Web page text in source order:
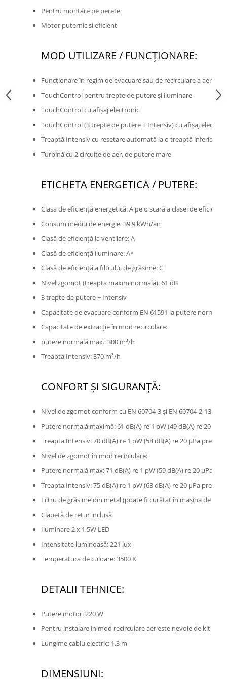
Pentru montare pe perete
Motor puternic si eficient
MOD UTILIZARE / FUNCŢIONARE:
Funcţionare în regim de evacuare sau de recirculare a aerului
TouchControl pentru trepte de putere și iluminare
TouchControl cu afişaj electronic
TouchControl (3 trepte de putere + Intensiv) cu afişaj
Treaptă Intensiv cu resetare automată la o treaptă inferioară
Turbină cu 2 circuite de aer, de putere mare
ETICHETA ENERGETICA / PUTERE:
Clasa de eficiență energetică: A pe o scară a clasei de eficienţă
Consum mediu de energie: 39.9 kWh/an
Clasă de eficiență la ventilare: A
Clasă de eficiență iluminare: A*
Clasă de eficiență a filtrului de grăsime: C
Nivel zgomot (treapta maxim normală): 61 dB
3 trepte de putere + Intensiv
Capacitate de evacuare conform EN 61591 la putere
Capacitate de extracție în mod recirculare:
putere normală max.: 300 m³/h
Treapta Intensiv: 370 m³/h
CONFORT ŞI SIGURANŢĂ:
Nivel de zgomot conform cu EN 60704-3 şi EN 60704-2-13 în
Putere normală maximă: 61 dB(A) re 1 pW (49 dB(A) re 20
Treapta Intensiv: 70 dB(A) re 1 pW (58 dB(A) re 20 µPa
Nivel de zgomot în mod recirculare:
Putere normală max: 71 dB(A) re 1 pW (59 dB(A) re 20 µPa
Treapta Intensiv: 75 dB(A) re 1 pW (63 dB(A) re 20 µPa
Filtru de grăsime din metal (poate fi curăţat în maşina de
Clapetă de retur inclusă
Iluminare 2 x 1,5W LED
Intensitate luminoasă: 221 lux
Temperatura de culoare: 3500 K
DETALII TEHNICE:
Putere motor: 220 W
Pentru instalare in mod recirculare aer este nevoie de kit de
Lungime cablu electric: 1,3 m
DIMENSIUNI: